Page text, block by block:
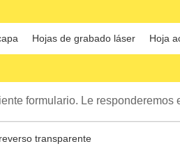
Hojas de grabado láser Hoja
formulario. Le responderemos